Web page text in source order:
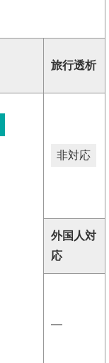
旅行透析
非対応
外国人対
応
―